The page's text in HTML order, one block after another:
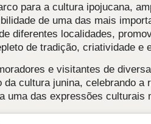
para a cultura ipojucana,
de uma das mais
diferentes localidades,
de tradição, criatividade e
e visitantes de
da cultura junina, celebrando
uma das expressões culturais